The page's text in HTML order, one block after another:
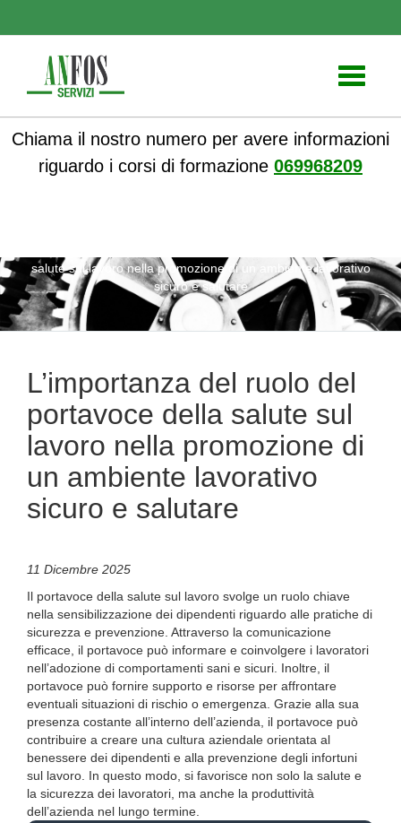
Toggle
Chiama il nostro numero per avere informazioni
riguardo i corsi di formazione 069968209
salute sul lavoro nella promozione di un ambiente lavorativo
sicuro e salutare
L’importanza del ruolo del
portavoce della salute sul
lavoro nella promozione di
un ambiente lavorativo
sicuro e salutare
11 Dicembre 2025
Il portavoce della salute sul lavoro svolge un ruolo chiave
nella sensibilizzazione dei dipendenti riguardo alle pratiche di
sicurezza e prevenzione. Attraverso la comunicazione
efficace, il portavoce può informare e coinvolgere i lavoratori
nell’adozione di comportamenti sani e sicuri. Inoltre, il
portavoce può fornire supporto e risorse per affrontare
eventuali situazioni di rischio o emergenza. Grazie alla sua
presenza costante all’interno dell’azienda, il portavoce può
contribuire a creare una cultura aziendale orientata al
benessere dei dipendenti e alla prevenzione degli infortuni
sul lavoro. In questo modo, si favorisce non solo la salute e
la sicurezza dei lavoratori, ma anche la produttività
dell’azienda nel lungo termine.